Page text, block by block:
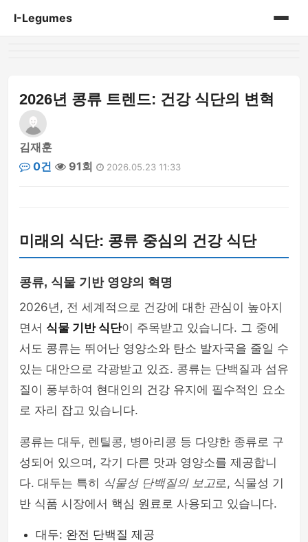
I-Legumes
2026년 콩류 트렌드: 건강 식단의 변혁
김재훈
0건
91회 2026.05.23 11:33
미래의 식단: 콩류 중심의 건강 식단
콩류, 식물 기반 영양의 혁명
2026년, 전 세계적으로 건강에 대한 관심이 높아지
면서 식물 기반 식단이 주목받고 있습니다. 그 중에
서도 콩류는 뛰어난 영양소와 탄소 발자국을 줄일 수
있는 대안으로 각광받고 있죠. 콩류는 단백질과 섬유
질이 풍부하여 현대인의 건강 유지에 필수적인 요소
로 자리 잡고 있습니다.
콩류는 대두, 렌틸콩, 병아리콩 등 다양한 종류로 구
성되어 있으며, 각기 다른 맛과 영양소를 제공합니
다. 대두는 특히 식물성 단백질의 보고로, 식물성 기
반 식품 시장에서 핵심 원료로 사용되고 있습니다.
대두: 완전 단백질 제공